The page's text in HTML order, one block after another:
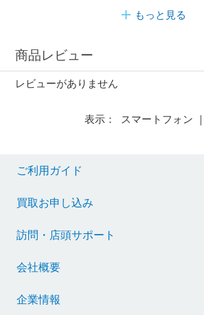
もっと見る
商品レビュー
レビューがありません
表示： スマートフォン ｜
ご利用ガイド
買取お申し込み
訪問・店頭サポート
会社概要
企業情報